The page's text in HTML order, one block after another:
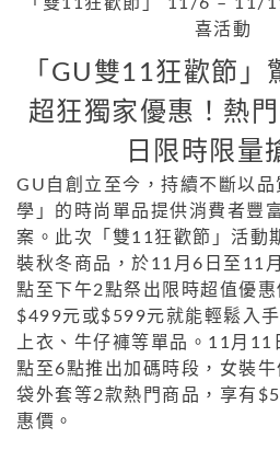
「GU雙11狂歡節」
超狂獨家優惠！熱
日限時限量
GU自創立至今，持續不斷以
學」的時尚單品提供消費者豐
案。此次「雙11狂歡節」活動
裝秋冬商品，於11月6日至11
點至下午2點祭出限時超值優
$499元或$599元就能輕鬆入
上衣、牛仔褲等單品。11月
點至6點推出加碼時段，女裝牛
袋外套等2款熱門商品，享有
惠價。